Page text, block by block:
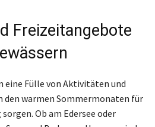
Freizeitangebote
eine Fülle von Aktivitäten und
den warmen Sommermonaten für
Ob am Edersee oder